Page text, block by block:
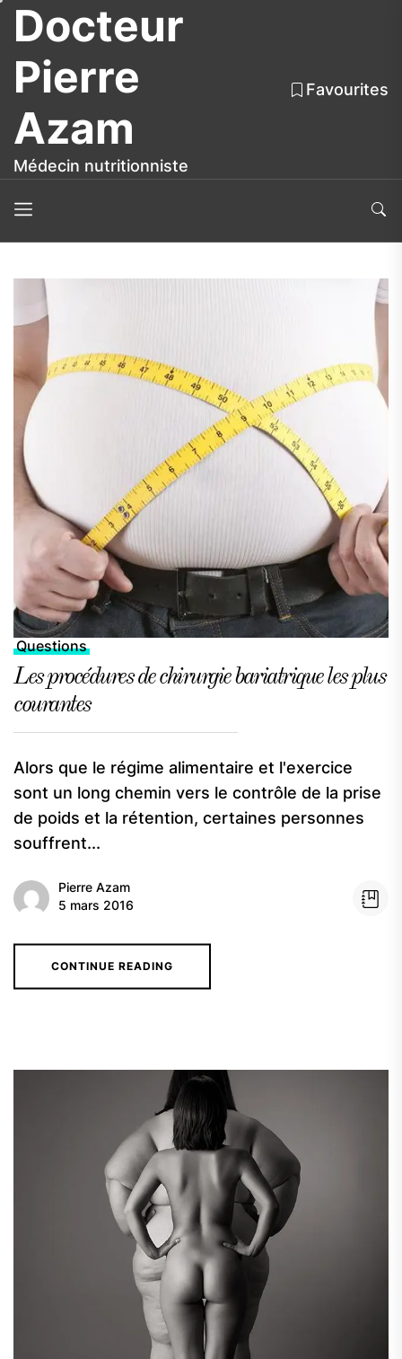
Skip
content
Docteur
Pierre
Azam
Médecin nutritionniste
Favourites
Questions
Les procédures de chirurgie bariatrique les plus
courantes
Alors que le régime alimentaire et l'exercice
sont un long chemin vers le contrôle de la prise
de poids et la rétention, certaines personnes
souffrent...
Pierre Azam
5 mars 2016
CONTINUE READING